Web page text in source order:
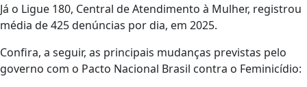
Já o Ligue 180, Central de Atendimento à Mulher, registrou
média de 425 denúncias por dia, em 2025.
Confira, a seguir, as principais mudanças previstas pelo
governo com o Pacto Nacional Brasil contra o Feminicídio: